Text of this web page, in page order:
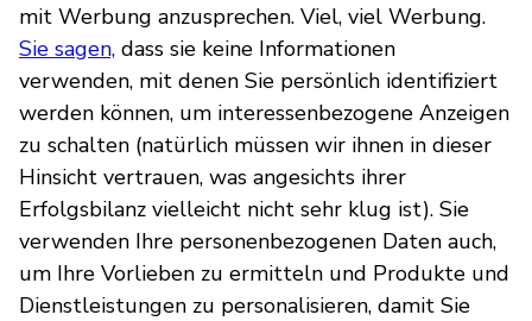
mit Werbung anzusprechen. Viel, viel Werbung.
Sie sagen, dass sie keine Informationen
verwenden, mit denen Sie persönlich identifiziert
werden können, um interessenbezogene Anzeigen
zu schalten (natürlich müssen wir ihnen in dieser
Hinsicht vertrauen, was angesichts ihrer
Erfolgsbilanz vielleicht nicht sehr klug ist). Sie
verwenden Ihre personenbezogenen Daten auch,
um Ihre Vorlieben zu ermitteln und Produkte und
Dienstleistungen zu personalisieren, damit Sie